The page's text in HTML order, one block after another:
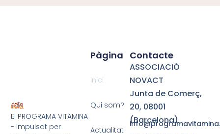
El PROGRAMA VITAMINA
- impulsat per
Pàgina
Inici
Qui som?
Actualitat
Contacte
ASSOCIACIÓ
NOVACT
Junta de Comerç,
20, 08001
(Barcelona)